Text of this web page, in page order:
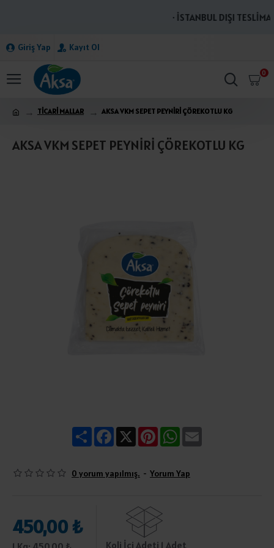
· İSTANBUL DIŞI
Giriş Yap Kayıt Ol
0
TİCARİ MALLAR AKSA VKM SEPET PEYNİRİ ÇÖREKOTLU KG
AKSA VKM SEPET PEYNİRİ ÇÖREKOTLU KG
ShareFacebook
X PinterestWhatsApp
0 yorum yapılmış. - Yorum Yap
450,00 ₺
Koli İçi Adeti 1 Adet